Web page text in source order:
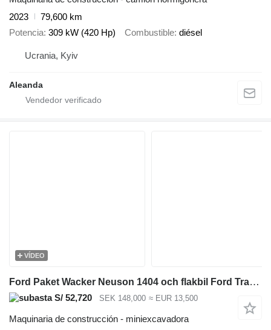
2023
79,600 km
Potencia 309 kW (420 Hp) Combustible diésel
Ucrania, Kyiv
Aleanda
VÍDEO
Ford Paket Wacker Neuson 1404 och flakbil Ford Transit
S/ 52,720 SEK 148,000 ≈ EUR 13,500
Maquinaria de construcción - miniexcavadora